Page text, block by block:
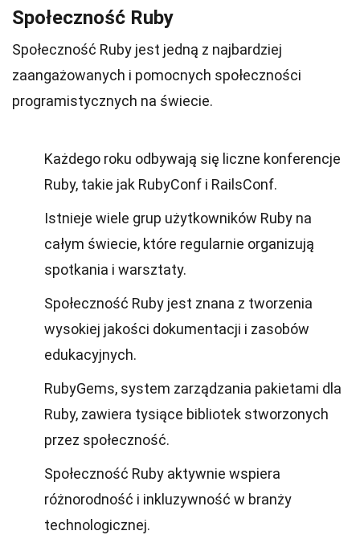
Społeczność Ruby
Społeczność Ruby jest jedną z najbardziej
zaangażowanych i pomocnych społeczności
programistycznych na świecie.
Każdego roku odbywają się liczne konferencje
Ruby, takie jak RubyConf i RailsConf.
Istnieje wiele grup użytkowników Ruby na
całym świecie, które regularnie organizują
spotkania i warsztaty.
Społeczność Ruby jest znana z tworzenia
wysokiej jakości dokumentacji i zasobów
edukacyjnych.
RubyGems, system zarządzania pakietami dla
Ruby, zawiera tysiące bibliotek stworzonych
przez społeczność.
Społeczność Ruby aktywnie wspiera
różnorodność i inkluzywność w branży
technologicznej.